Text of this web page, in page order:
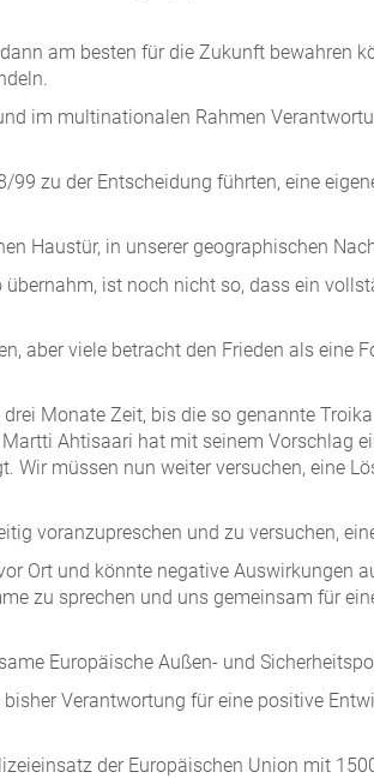
am besten für die Zukunft bewahren
im multinationalen Rahmen
zu der Entscheidung führten, eine
Haustür, in unserer geographischen
ist noch nicht so, dass ein
aber viele betracht den Frieden als eine
Monate Zeit, bis die so genannte
Ahtisaari hat mit seinem Vorschlag
müssen nun weiter versuchen, eine
voranzupreschen und zu versuchen,
Ort und könnte negative Auswirkungen
zu sprechen und uns gemeinsam für
Europäische Außen- und
Verantwortung für eine positive
der Europäischen Union mit